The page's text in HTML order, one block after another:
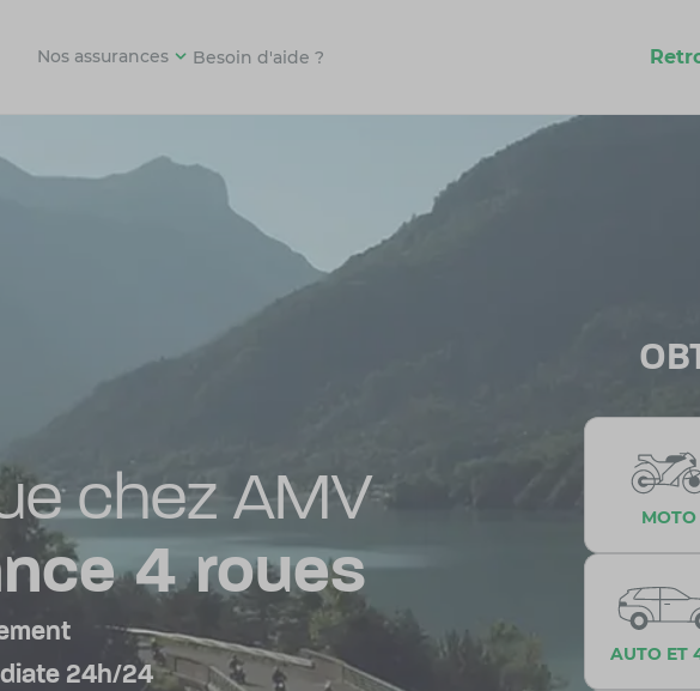
Nos assurances Besoin d'aide ?
chez AMV
2roues
24h/24
MOTO
AUTO ET